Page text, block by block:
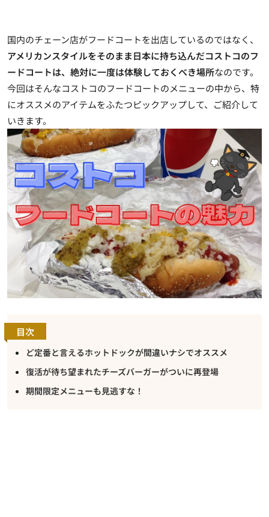
国内のチェーン店がフードコートを出店しているのではなく、
アメリカンスタイルをそのまま日本に持ち込んだコストコのフ
ードコートは、絶対に一度は体験しておくべき場所なのです。
今回はそんなコストコのフードコートのメニューの中から、特
にオススメのアイテムをふたつピックアップして、ご紹介して
いきます。
目次
ど定番と言えるホットドックが間違いナシでオススメ
復活が待ち望まれたチーズバーガーがついに再登場
期間限定メニューも見逃すな！